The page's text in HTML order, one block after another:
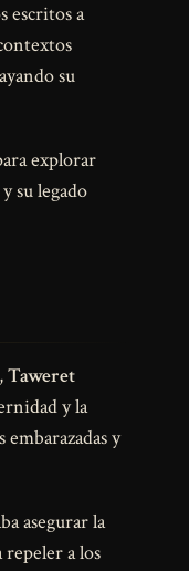
escritos a
su
explorar
su legado
Taweret
y la
y
asegurar la
repeler a los